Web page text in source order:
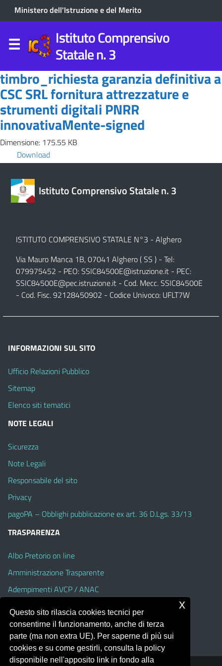
Ministero dell'Istruzione e del Merito
Istituto Comprensivo
Statale n. 3
timbro_richiesta garanzia definitiva a
CSC SRL fornitura attrezzature e
strumenti digitali PNRR
innovativaMente-signed
Dimensione: 175.55 KB
Download
Istituto Comprensivo Statale n. 3
ISTITUTO COMPRENSIVO STATALE N°3 - Alghero
Via Mauro Manca 1B, 07041 Alghero ( SS ) - Tel:
079975452 - PEO:SSIC84500E@istruzione.it - PEC:
SSIC84500E@pec.istruzione.it - Cod. Mecc. SSIC84500E
- Cod. Fisc. 92128450902 - Codice Univoco: UFLT7W
INFORMAZIONI SUL SITO
Ufficio Relazioni Pubblico
Sitemap
Elenco siti tematici
NOTE LEGALI
Sicurezza
Note Legali
Responsabile del sito
Privacy
pagoPA – Obblighi pubblicazione ex art. 36 D.Lgs. 33/13
TRASPARENZA
Albo Pretorio on line
Amministrazione Trasparente
Adempimenti AVCP / ANAC
Accesso Civico
Dichiarazione di accessibilità
Questo sito rilascia cookies tecnici per
consentirne il funzionamento, anche di terza
parte (ma non extra UE). Per saperne di più sui
cookies e su come gestirli, consulta la policy
disponibile nell'apposito link in fondo alla
x